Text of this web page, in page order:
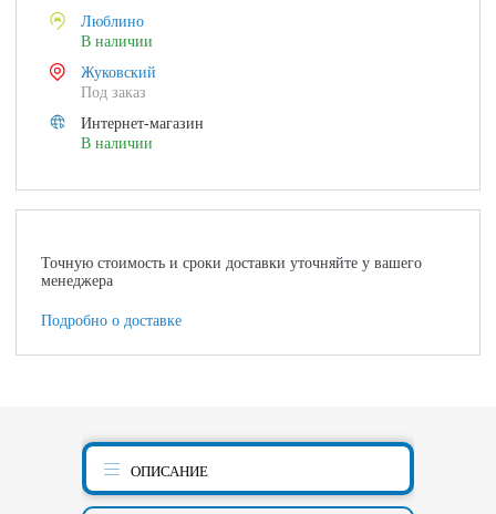
Люблино
В наличии
Жуковский
Под заказ
Интернет-магазин
В наличии
Точную стоимость и сроки доставки уточняйте у вашего
менеджера
Подробно о доставке
ОПИСАНИЕ